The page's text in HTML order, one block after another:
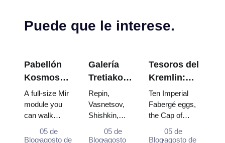
Puede que le interese.
Pabellón
Kosmos
en VDNKh:
Dentro de
la
Exposición
A full-size Mir
module you
can walk
Energia–
Blog
05 de
agosto de
Galería
Tretiakov:
Las obras
maestras
que valen
la pena
Repin,
Vasnetsov,
Shishkin,
and Surikov
Blog
05 de
agosto
Tesoros del
Kremlin:
Huevos
Fabergé,
Tronos y
Túnicas de
Ten Imperial
Fabergé eggs,
the Cap of
double throne of
Blog
05 de
agosto de